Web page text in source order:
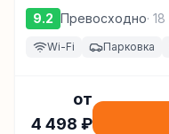
9.2 Превосходно· 18
Wi-Fi Парковка
от
4 498 ₽